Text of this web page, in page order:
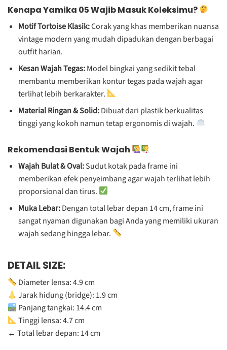
Kenapa Yamika 05 Wajib Masuk Koleksimu?
Motif Tortoise Klasik:Corak yang khas memberikan nuansa
vintage modern yang mudah dipadukan dengan berbagai
outfit harian.
Kesan Wajah Tegas:Model bingkai yang sedikit tebal
membantu memberikan kontur tegas pada wajah agar
terlihat lebih berkarakter.
Material Ringan & Solid:Dibuat dari plastik berkualitas
tinggi yang kokoh namun tetap ergonomis di wajah.
Rekomendasi Bentuk Wajah
Wajah Bulat & Oval:Sudut kotak pada frame ini
memberikan efek penyeimbang agar wajah terlihat lebih
proporsional dan tirus.
Muka Lebar:Dengan total lebar depan 14 cm, frame ini
sangat nyaman digunakan bagi Anda yang memiliki ukuran
wajah sedang hingga lebar.
DETAIL SIZE:
Diameter lensa: 4.9 cm
Jarak hidung (bridge): 1.9 cm
Panjang tangkai: 14.4 cm
Tinggi lensa: 4.7 cm
↔️ Total lebar depan: 14 cm